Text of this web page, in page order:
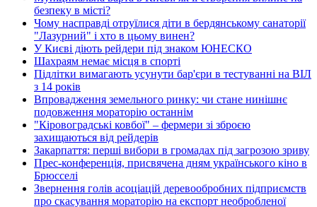
безпеку в місті?
Чому насправді отруїлися діти в бердянському санаторії
"Лазурний" і хто в цьому винен?
У Києві діють рейдери під знаком ЮНЕСКО
Шахраям немає місця в спорті
Підлітки вимагають усунути бар'єри в тестуванні на ВІЛ
з 14 років
Впровадження земельного ринку: чи стане нинішнє
подовження мораторію останнім
"Кіровоградські ковбої" – фермери зі зброєю
захищаються від рейдерів
Закарпаття: перші вибори в громадах під загрозою зриву
Прес-конференція, присвячена дням українського кіно в
Брюсселі
Звернення голів асоціацій деревообробних підприємств
про скасування мораторію на експорт необробленої